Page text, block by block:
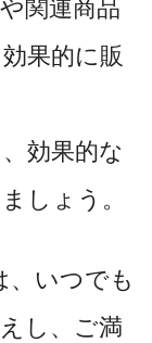
関連商品
果的に販
効果的な
しょう。
、いつでも
し、ご満